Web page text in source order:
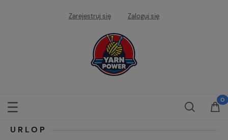
Zarejestruj się Zaloguj się
URLOP